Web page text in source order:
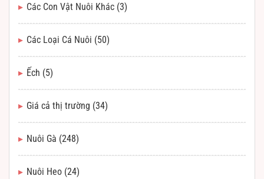
Các Con Vật Nuôi Khác (3)
Các Loại Cá Nuôi (50)
Ếch (5)
Giá cả thị trường (34)
Nuôi Gà (248)
Nuôi Heo (24)